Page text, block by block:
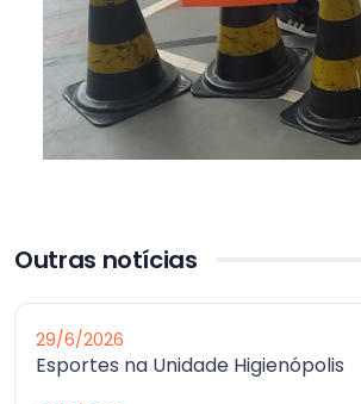
Outras notícias
29/6/2026
Esportes na Unidade Higienópolis